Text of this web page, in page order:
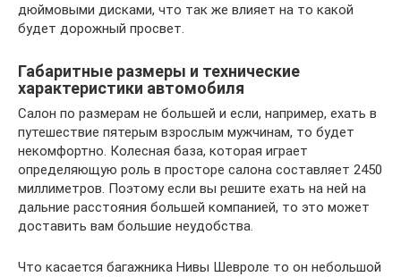
дюймовыми дисками, что так же влияет на то какой
будет дорожный просвет.
Габаритные размеры и технические
характеристики автомобиля
Салон по размерам не большей и если, например, ехать в
путешествие пятерым взрослым мужчинам, то будет
некомфортно. Колесная база, которая играет
определяющую роль в просторе салона составляет 2450
миллиметров. Поэтому если вы решите ехать на ней на
дальние расстояния большей компанией, то это может
доставить вам большие неудобства.
Что касается багажника Нивы Шевроле то он небольшой